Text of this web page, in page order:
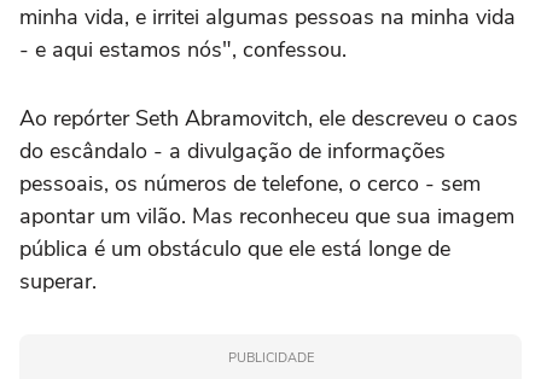
minha vida, e irritei algumas pessoas na minha vida
- e aqui estamos nós", confessou.
Ao repórter Seth Abramovitch, ele descreveu o caos
do escândalo - a divulgação de informações
pessoais, os números de telefone, o cerco - sem
apontar um vilão. Mas reconheceu que sua imagem
pública é um obstáculo que ele está longe de
superar.
PUBLICIDADE